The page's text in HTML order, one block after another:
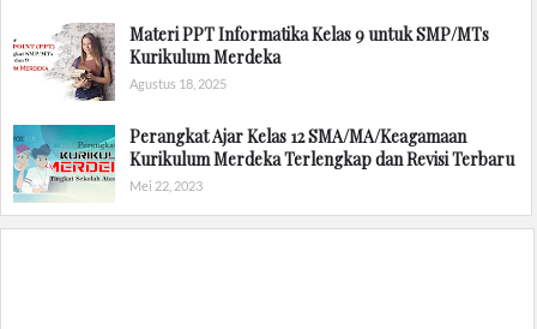
Materi PPT Informatika Kelas 9 untuk SMP/MTs
Kurikulum Merdeka
Agustus 18, 2025
Perangkat Ajar Kelas 12 SMA/MA/Keagamaan
Kurikulum Merdeka Terlengkap dan Revisi Terbaru
Mei 22, 2023